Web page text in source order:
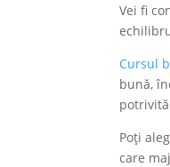
Vei fi
Cursul
bună,
Poți
care